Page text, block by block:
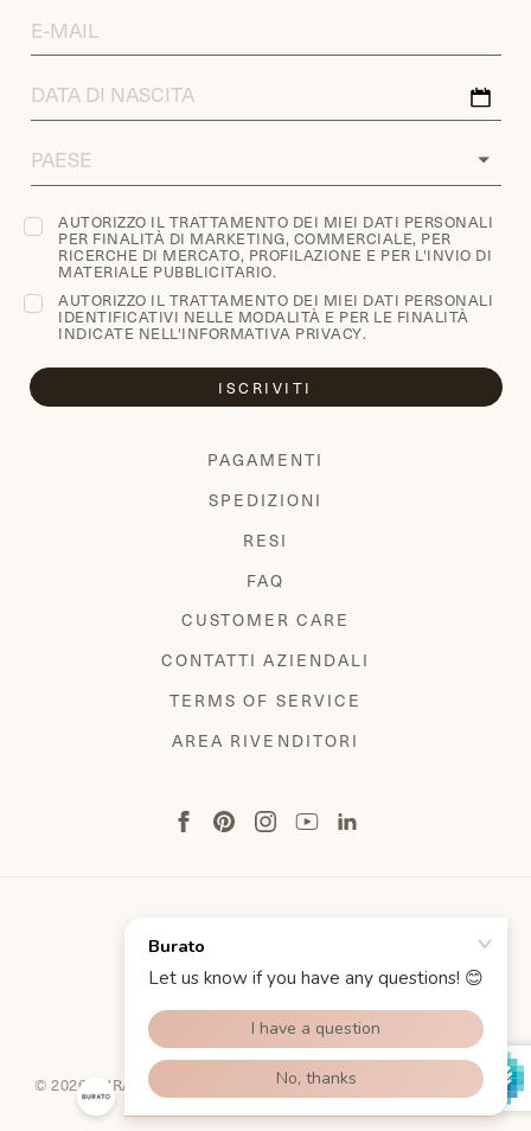
EMAIL
ADDRESS
DATA
DI
COUNTRY
AUTORIZZO IL TRATTAMENTO DEI MIEI DATI PERSONALI
PER FINALITÀ DI MARKETING, COMMERCIALE, PER
RICERCHE DI MERCATO, PROFILAZIONE E PER L'INVIO DI
MATERIALE PUBBLICITARIO.
AUTORIZZO IL TRATTAMENTO DEI MIEI DATI PERSONALI
IDENTIFICATIVI NELLE MODALITÀ E PER LE FINALITÀ
INDICATE NELL'INFORMATIVA PRIVACY.
ISCRIVITI
PAGAMENTI
SPEDIZIONI
RESI
FAQ
CUSTOMER CARE
CONTATTI AZIENDALI
TERMS OF SERVICE
AREA RIVENDITORI
© 2026 BURATO GIOIELLI SPA ALL RIGHT RESERVED | P.IVA E
C.F. 02543700278 BYDAGENCY
TERMINI E CONDIZIONI
INFORMATIVA SULLA PRIVACY
COOKIE POLICY